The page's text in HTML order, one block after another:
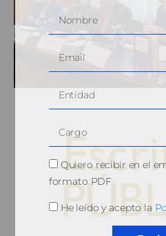
Quiero recibir en el
formato PDF
He leído y acepto la